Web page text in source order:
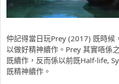
仲記得當日玩Prey (2017) 既時候
以做好精神續作。Prey 其實唔係
既續作，反而係以前既Half-life,
既精神續作。